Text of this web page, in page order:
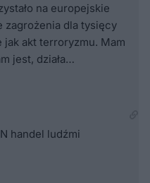
na europejskie
zagrożenia dla tysięcy
akt terroryzmu. Mam
jest, działa…
handel ludźmi